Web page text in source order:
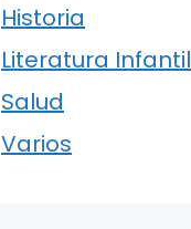
Historia
Literatura Infantil
Salud
Varios